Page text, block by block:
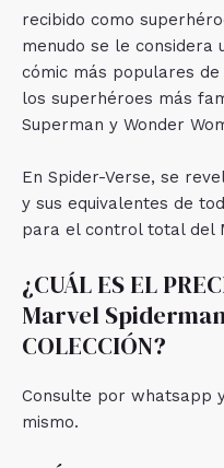
recibido como
menudo se le considera
cómic más populares
los superhéroes más
Superman y Wonder
En Spider-Verse, se
y sus equivalentes de
para el control total del
¿CUÁL ES EL
Marvel
COLECCIÓN?
Consulte por whatsapp
mismo.